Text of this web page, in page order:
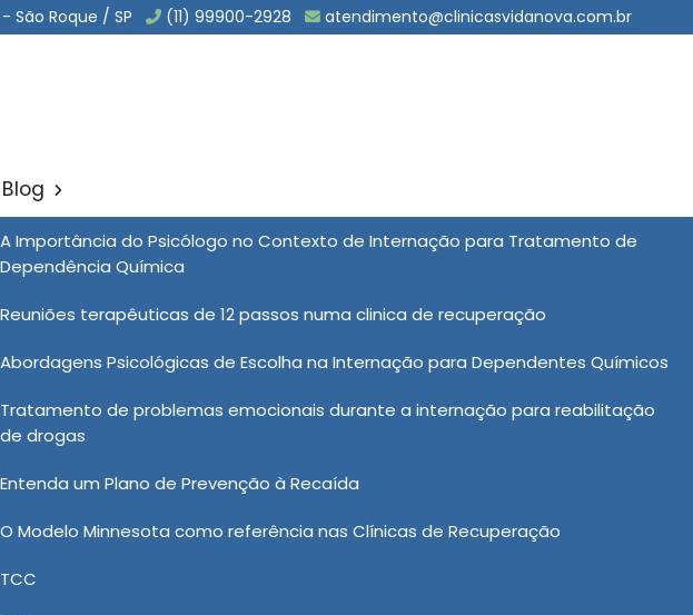
São Roque / SP (11) 99900-2928 atendimento@clinicasvidanova.com.br
Blog
A Importância do Psicólogo no Contexto de Internação para Tratamento de
Dependência Química
Reuniões terapêuticas de 12 passos numa clinica de recuperação
Abordagens Psicológicas de Escolha na Internação para Dependentes Químicos
Tratamento de problemas emocionais durante a internação para reabilitação
de drogas
Entenda um Plano de Prevenção à Recaída
O Modelo Minnesota como referência nas Clínicas de Recuperação
TCC
Luxo em Água Funda Solicite um Orçamento
e serviços personalizados. Nesse modelo de
individuais, alimentação elaborada, atividades
por profissionais altamente qualificados. O
de cada pessoa ao longo de sua recuperação.